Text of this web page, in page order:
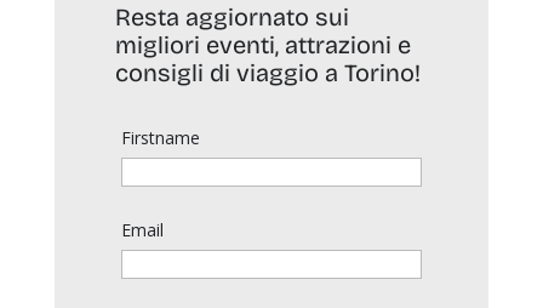
Resta aggiornato sui
migliori eventi, attrazioni e
consigli di viaggio a Torino!
Firstname
Email